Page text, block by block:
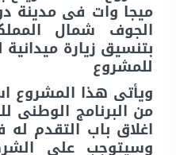
ميجا وات فى مدينة
الجوف شمال
بتنسيق زيارة
للمشروع
ويأتى هذا المشروع
من البرنامج الوطنى
وسيتوجب على